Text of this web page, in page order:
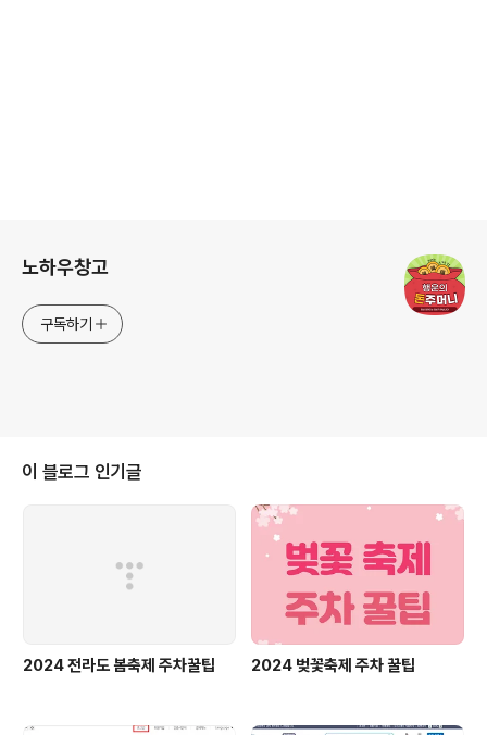
노하우창고
구독하기
이 블로그 인기글
2024 전라도 봄축제 주차꿀팁 2024 벚꽃축제 주차 꿀팁